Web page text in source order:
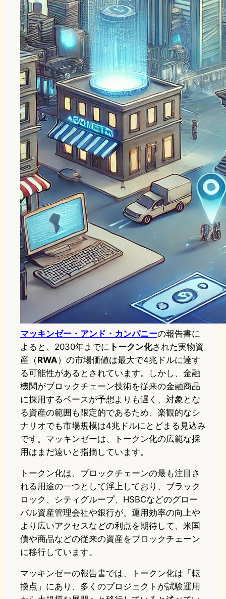
マッキンゼー・アンド・カンパニーの報告書に
よると、2030年までに トークン化された実物資
産（RWA）の市場価値は最大で4兆ドルに達す
る可能性があるとされています。しかし、金融
機関がブロックチェーン技術を従来の金融商品
に採用するペースが予想よりも遅く、対象とな
る資産の範囲も限定的であるため、楽観的なシ
ナリオでも市場規模は4兆ドルにとどまる見込み
です。マッキンゼーは、トークン化の広範な採
用はまだ遠いと指摘しています。
トークン化は、ブロックチェーンの最も注目さ
れる用途の一つとして浮上しており、ブラック
ロック、シティグループ、HSBCなどのグロー
バル資産管理会社や銀行が、運用効率の向上や
より広いアクセスなどの利点を期待して、米国
債や商品などの従来の資産をブロックチェーン
に移行しています。
マッキンゼーの報告書では、トークン化は「転
換点」にあり、多くのプロジェクトが試験運用